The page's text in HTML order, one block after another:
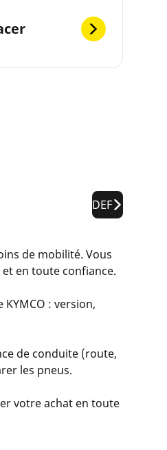
DEF
de mobilité. Vous
en toute confiance.
: version,
de conduite (route,
les pneus.
votre achat en toute